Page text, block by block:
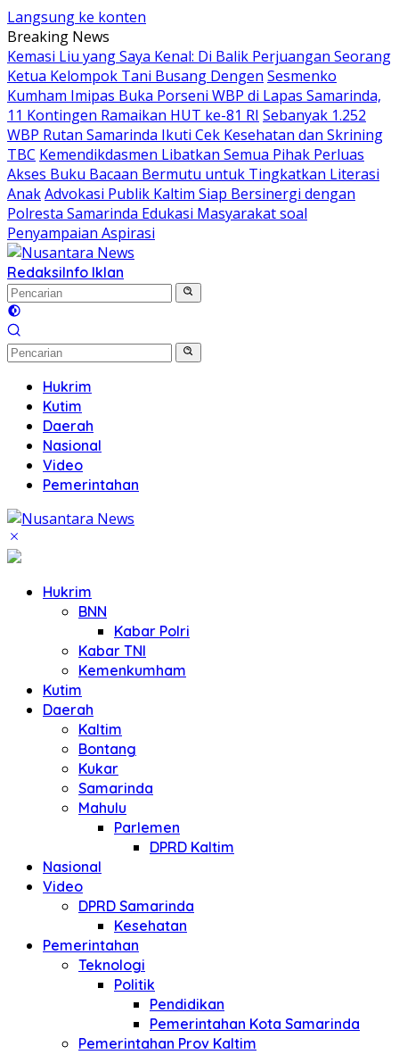
Langsung ke konten
Breaking News
Kemasi Liu yang Saya Kenal: Di Balik Perjuangan Seorang
Ketua Kelompok Tani Busang Dengen Sesmenko
Kumham Imipas Buka Porseni WBP di Lapas Samarinda,
11 Kontingen Ramaikan HUT ke-81 RI Sebanyak 1.252
WBP Rutan Samarinda Ikuti Cek Kesehatan dan Skrining
TBC Kemendikdasmen Libatkan Semua Pihak Perluas
Akses Buku Bacaan Bermutu untuk Tingkatkan Literasi
AnakAdvokasi Publik Kaltim Siap Bersinergi dengan
Polresta Samarinda Edukasi Masyarakat soal
Penyampaian Aspirasi
RedaksiInfo Iklan
Hukrim
Kutim
Daerah
Nasional
Video
Pemerintahan
Hukrim
BNN
Kabar Polri
Kabar TNI
Kemenkumham
Kutim
Daerah
Kaltim
Bontang
Kukar
Samarinda
Mahulu
Parlemen
DPRD Kaltim
Nasional
Video
DPRD Samarinda
Kesehatan
Pemerintahan
Teknologi
Politik
Pendidikan
Pemerintahan Kota Samarinda
Pemerintahan Prov Kaltim